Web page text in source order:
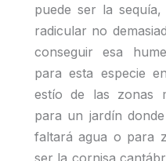
puede ser la
radicular no
conseguir esa
para esta especie
estío de las zonas
para un jardín
faltará agua o para